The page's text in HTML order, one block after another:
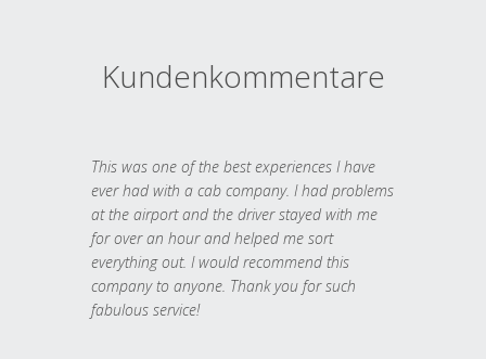
Kundenkommentare
This was one of the best experiences I have
ever had with a cab company. I had problems
at the airport and the driver stayed with me
for over an hour and helped me sort
everything out. I would recommend this
company to anyone. Thank you for such
fabulous service!